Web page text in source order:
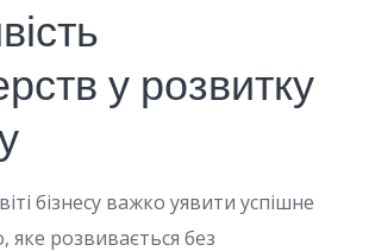
у розвитку
бізнесу важко уявити успішне
яке розвивається без